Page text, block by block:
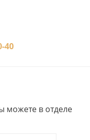
40
можете в отделе